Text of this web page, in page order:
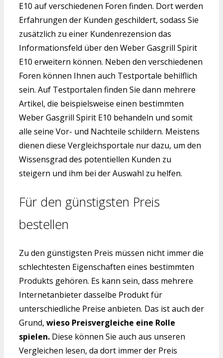
E10 auf verschiedenen Foren finden. Dort werden
Erfahrungen der Kunden geschildert, sodass Sie
zusätzlich zu einer Kundenrezension das
Informationsfeld über den Weber Gasgrill Spirit
E10 erweitern können. Neben den verschiedenen
Foren können Ihnen auch Testportale behilflich
sein. Auf Testportalen finden Sie dann mehrere
Artikel, die beispielsweise einen bestimmten
Weber Gasgrill Spirit E10 behandeln und somit
alle seine Vor- und Nachteile schildern. Meistens
dienen diese Vergleichsportale nur dazu, um den
Wissensgrad des potentiellen Kunden zu
steigern und ihm bei der Auswahl zu helfen.
Für den günstigsten Preis
bestellen
Zu den günstigsten Preis müssen nicht immer die
schlechtesten Eigenschaften eines bestimmten
Produkts gehören. Es kann sein, dass mehrere
Internetanbieter dasselbe Produkt für
unterschiedliche Preise anbieten. Das ist auch der
Grund, wieso Preisvergleiche eine Rolle
spielen. Diese können Sie auch aus unseren
Vergleichen lesen, da dort immer der Preis